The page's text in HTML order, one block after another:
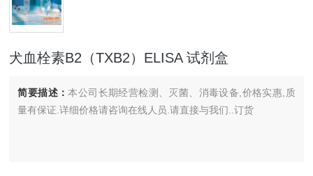
犬血栓素B2（TXB2）ELISA 试剂盒
简要描述：本公司长期经营检测、灭菌、消毒设备,价格实惠,质
量有保证.详细价格请咨询在线人员.请直接与我们..订货